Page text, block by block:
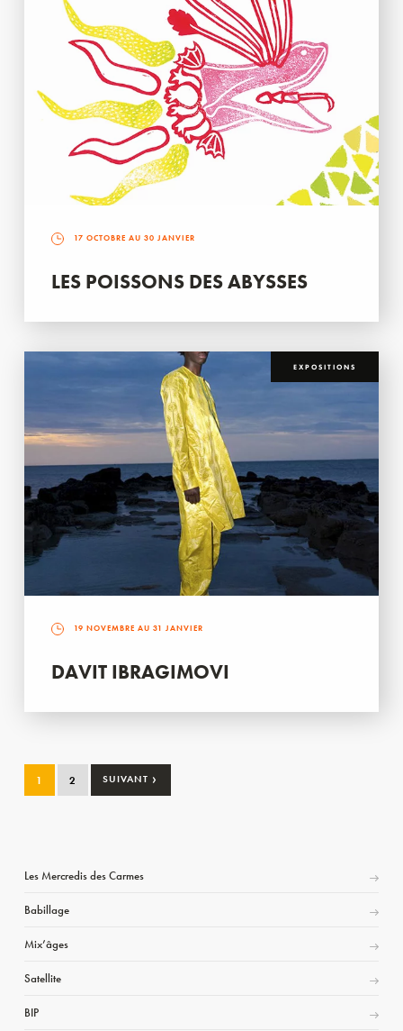
17 OCTOBRE AU 30 JANVIER
LES POISSONS DES ABYSSES
EXPOSITIONS
19 NOVEMBRE AU 31 JANVIER
DAVIT IBRAGIMOVI
1 2 SUIVANT ›
Les Mercredis des Carmes
Babillage
Mix’âges
Satellite
BIP